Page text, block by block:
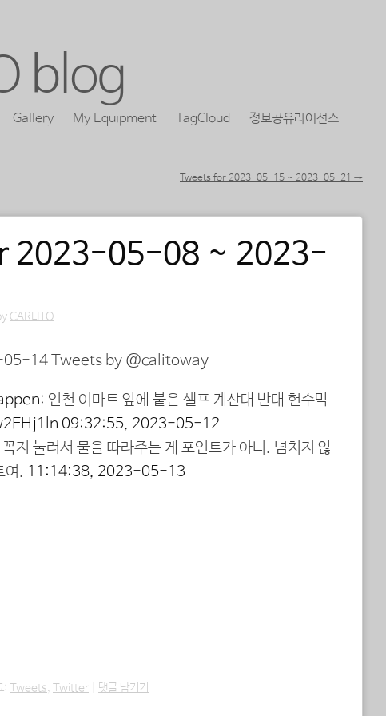
blog
Gallery My Equipment TagCloud 정보공유라이선스
Tweets for 2023-05-15 ~ 2023-05-21 →
2023-05-08 ~ 2023-
CARLITO
14 Tweets by @calitoway
: 인천 이마트 앞에 붙은 셀프 계산대 반대 현수막
09:32:55, 2023-05-12
지 눌러서 물을 따라주는 게 포인트가 아녀. 넘치지 않
여. 11:14:38, 2023-05-13
: Tweets, Twitter 댓글 남기기